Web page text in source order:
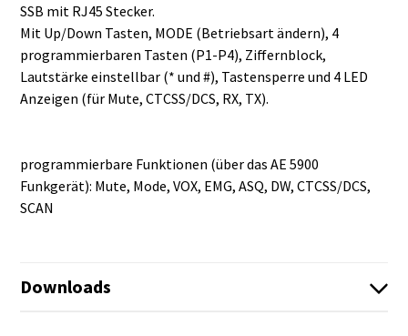
SSB mit RJ45 Stecker.
Mit Up/Down Tasten, MODE (Betriebsart ändern), 4
programmierbaren Tasten (P1-P4), Ziffernblock,
Lautstärke einstellbar (* und #), Tastensperre und 4 LED
Anzeigen (für Mute, CTCSS/DCS, RX, TX).
programmierbare Funktionen (über das AE 5900
Funkgerät): Mute, Mode, VOX, EMG, ASQ, DW, CTCSS/DCS,
SCAN
Downloads